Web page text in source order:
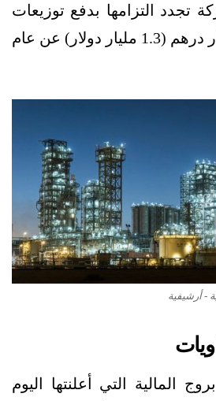
تجدد التزامها بدفع توزيعات
أرباح قدرها 4.8 مليار درهم (1.3 مليار دولار) عن عام
- أرشيفية
المالية التي أعلنتها اليوم